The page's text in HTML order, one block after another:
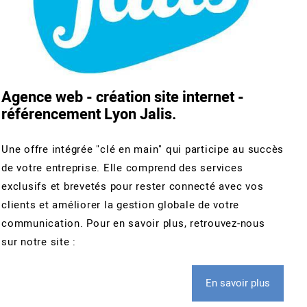
Agence web - création site internet -
référencement Lyon Jalis.
Une offre intégrée "clé en main" qui participe au succès
de votre entreprise. Elle comprend des services
exclusifs et brevetés pour rester connecté avec vos
clients et améliorer la gestion globale de votre
communication. Pour en savoir plus, retrouvez-nous
sur notre site :
En savoir plus